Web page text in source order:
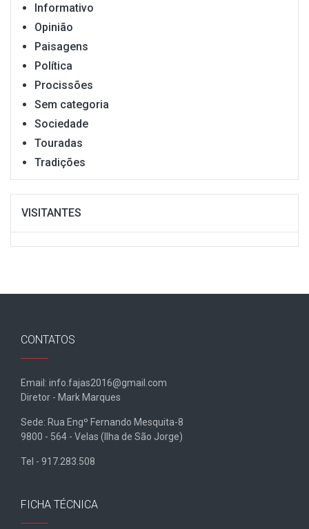
Informativo
Opinião
Paisagens
Política
Procissões
Sem categoria
Sociedade
Touradas
Tradições
VISITANTES
CONTATOS
Email: info.fajas2016@gmail.com
Diretor - Mark Marques
Sede: Rua Engº Fernando Mesquita-8
9800 - 564 - Velas (Ilha de São Jorge)
Tel - 917.283.508
FICHA TÉCNICA